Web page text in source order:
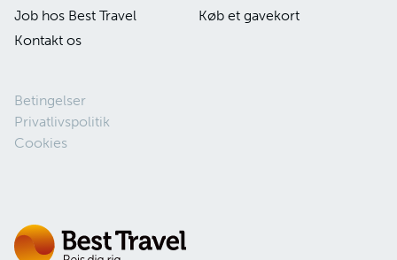
Job hos Best Travel
Køb et gavekort
Kontakt os
Betingelser
Privatlivspolitik
Cookies